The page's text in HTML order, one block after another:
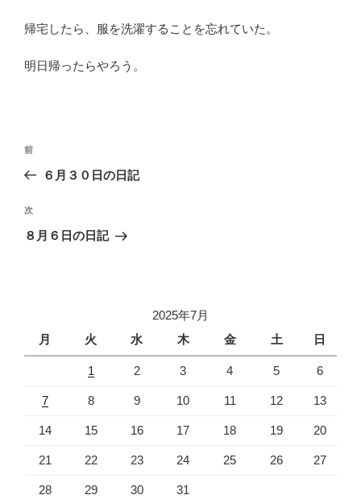
帰宅したら、服を洗濯することを忘れていた。
明日帰ったらやろう。
投
ビ
ゲ
過
去
投
稿
前
６月３０日の日記
次
の
次
８月６日の日記
2025年7月
月
火 水 木 金 土 日
1 2 3 4 5 6
7 8 9 10 11 12 13
14 15 16 17 18 19 20
21 22 23 24 25 26 27
28 29 30 31